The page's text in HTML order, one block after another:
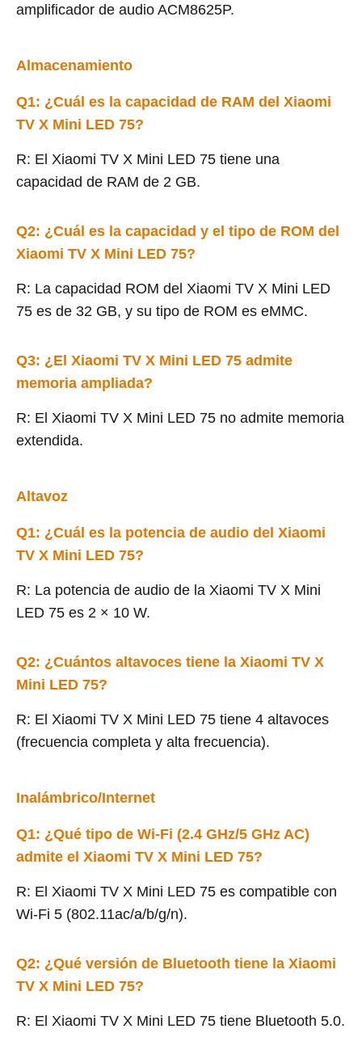
amplificador de audio ACM8625P.
Almacenamiento
Q1: ¿Cuál es la capacidad de RAM del Xiaomi
TV X Mini LED 75?
R: El Xiaomi TV X Mini LED 75 tiene una
capacidad de RAM de 2 GB.
Q2: ¿Cuál es la capacidad y el tipo de ROM del
Xiaomi TV X Mini LED 75?
R: La capacidad ROM del Xiaomi TV X Mini LED
75 es de 32 GB, y su tipo de ROM es eMMC.
Q3: ¿El Xiaomi TV X Mini LED 75 admite
memoria ampliada?
R: El Xiaomi TV X Mini LED 75 no admite memoria
extendida.
Altavoz
Q1: ¿Cuál es la potencia de audio del Xiaomi
TV X Mini LED 75?
R: La potencia de audio de la Xiaomi TV X Mini
LED 75 es 2 × 10 W.
Q2: ¿Cuántos altavoces tiene la Xiaomi TV X
Mini LED 75?
R: El Xiaomi TV X Mini LED 75 tiene 4 altavoces
(frecuencia completa y alta frecuencia).
Inalámbrico/Internet
Q1: ¿Qué tipo de Wi-Fi (2.4 GHz/5 GHz AC)
admite el Xiaomi TV X Mini LED 75?
R: El Xiaomi TV X Mini LED 75 es compatible con
Wi-Fi 5 (802.11ac/a/b/g/n).
Q2: ¿Qué versión de Bluetooth tiene la Xiaomi
TV X Mini LED 75?
R: El Xiaomi TV X Mini LED 75 tiene Bluetooth 5.0.